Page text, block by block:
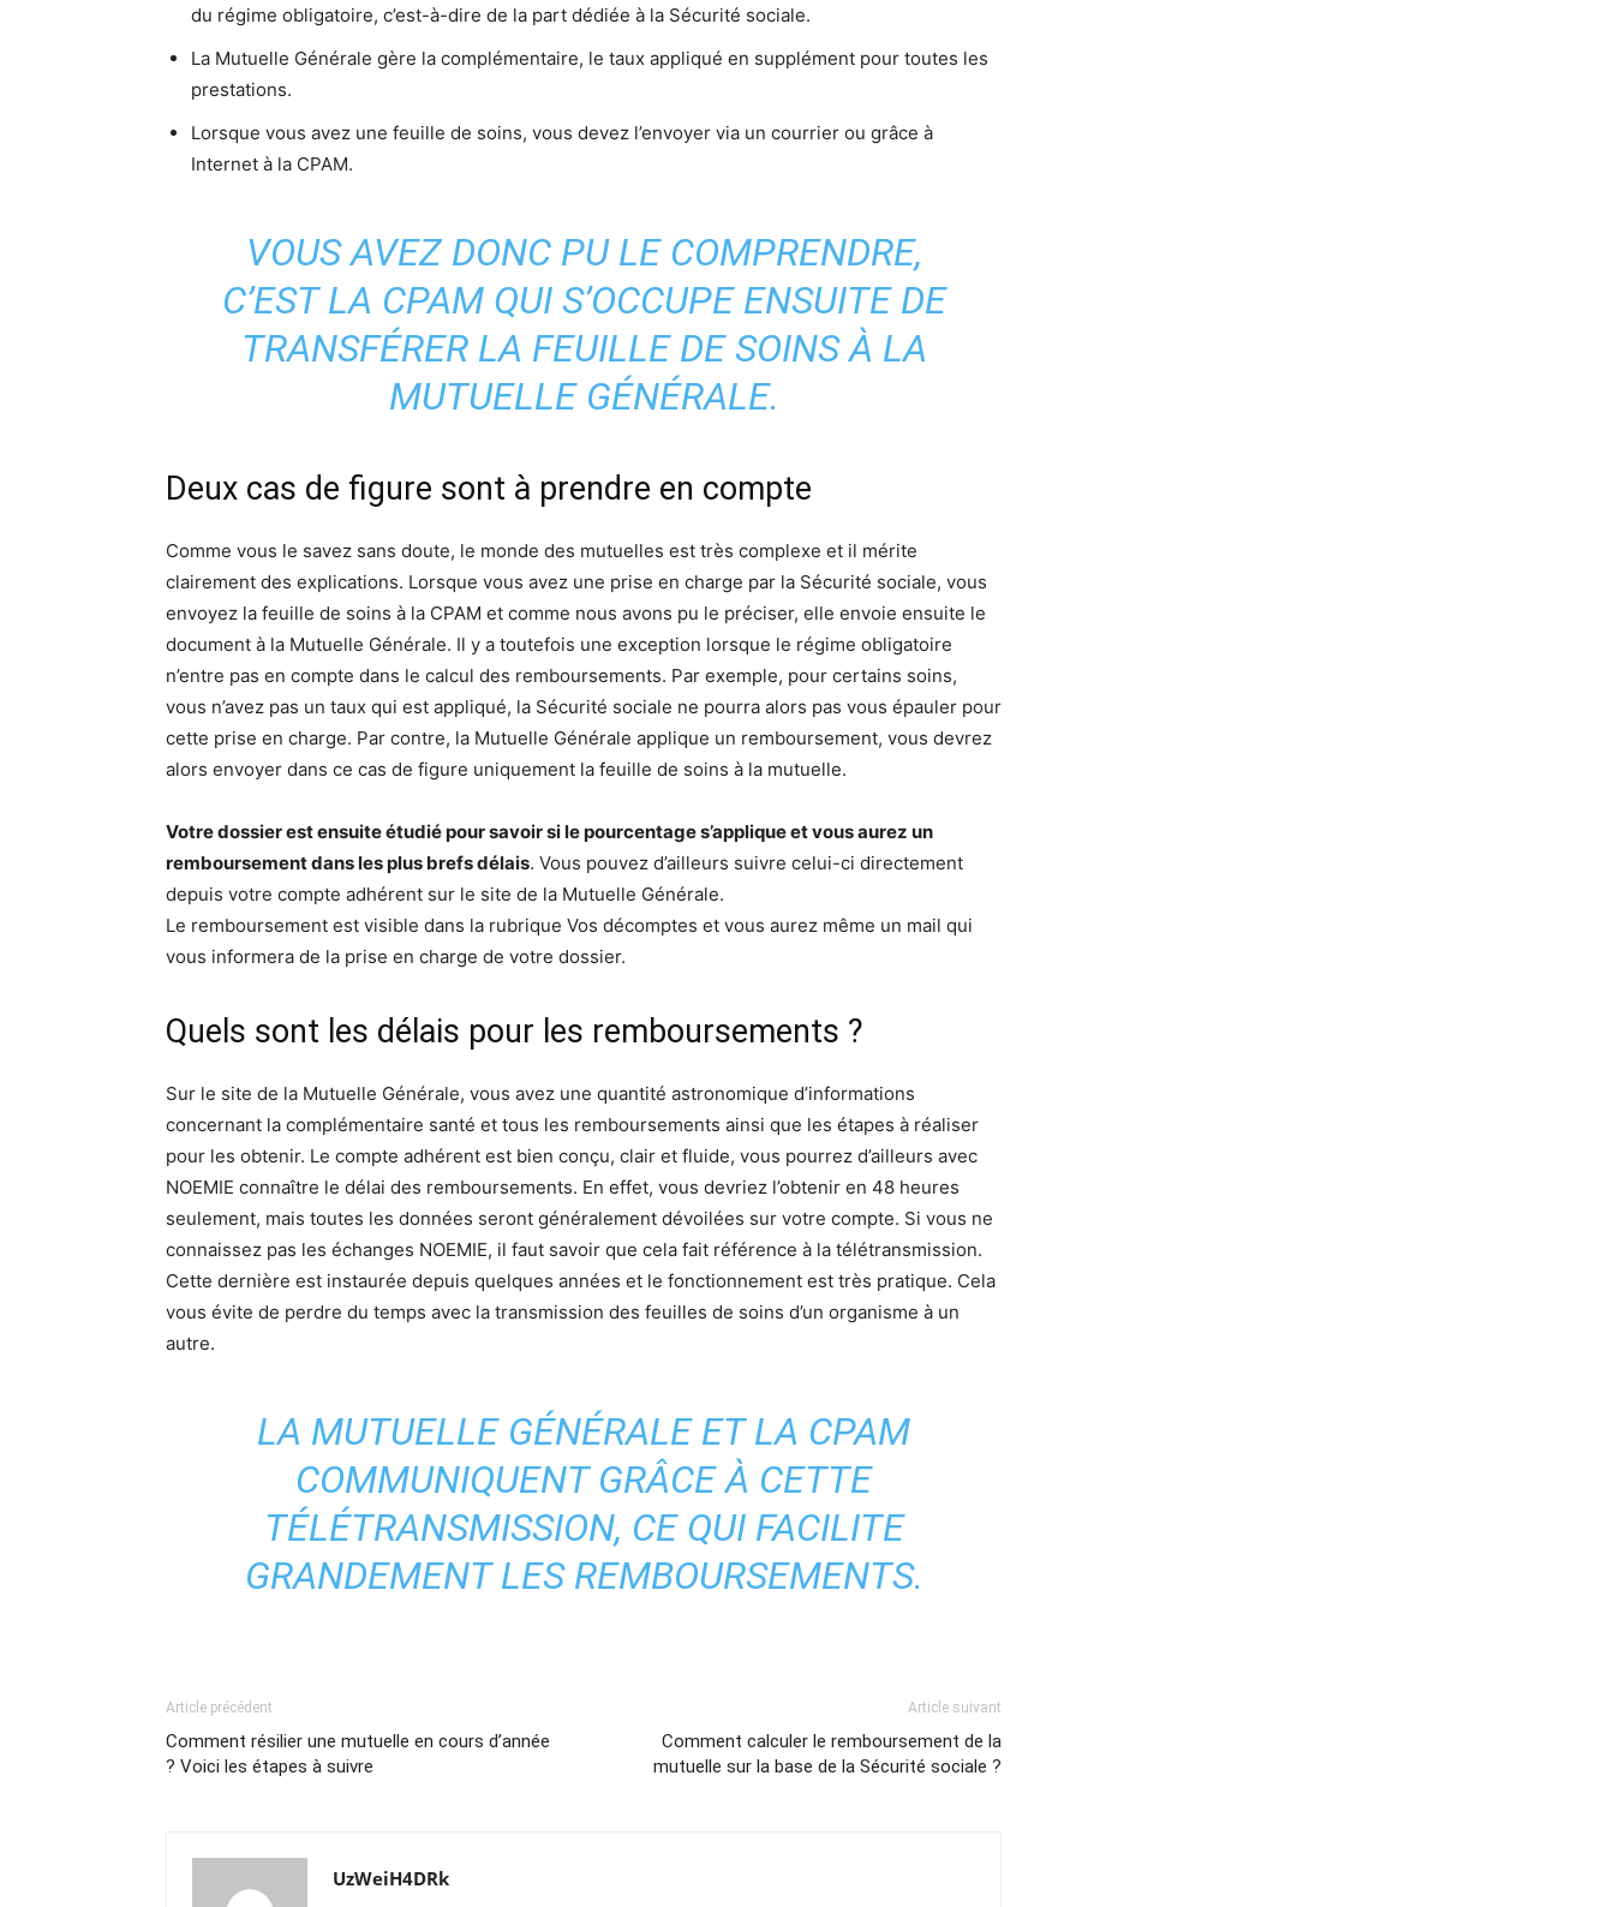
du régime obligatoire, c’est-à-dire de la part dédiée à la Sécurité sociale.
La Mutuelle Générale gère la complémentaire, le taux appliqué en supplément pour toutes les
prestations.
Lorsque vous avez une feuille de soins, vous devez l’envoyer via un courrier ou grâce à
Internet à la CPAM.
VOUS AVEZ DONC PU LE COMPRENDRE,
C’EST LA CPAM QUI S’OCCUPE ENSUITE DE
TRANSFÉRER LA FEUILLE DE SOINS À LA
MUTUELLE GÉNÉRALE.
Deux cas de figure sont à prendre en compte
Comme vous le savez sans doute, le monde des mutuelles est très complexe et il mérite
clairement des explications. Lorsque vous avez une prise en charge par la Sécurité sociale, vous
envoyez la feuille de soins à la CPAM et comme nous avons pu le préciser, elle envoie ensuite le
document à la Mutuelle Générale. Il y a toutefois une exception lorsque le régime obligatoire
n’entre pas en compte dans le calcul des remboursements. Par exemple, pour certains soins,
vous n’avez pas un taux qui est appliqué, la Sécurité sociale ne pourra alors pas vous épauler pour
cette prise en charge. Par contre, la Mutuelle Générale applique un remboursement, vous devrez
alors envoyer dans ce cas de figure uniquement la feuille de soins à la mutuelle.
Votre dossier est ensuite étudié pour savoir si le pourcentage s’applique et vous aurez un
remboursement dans les plus brefs délais. Vous pouvez d’ailleurs suivre celui-ci directement
depuis votre compte adhérent sur le site de la Mutuelle Générale.
Le remboursement est visible dans la rubrique Vos décomptes et vous aurez même un mail qui
vous informera de la prise en charge de votre dossier.
Quels sont les délais pour les remboursements ?
Sur le site de la Mutuelle Générale, vous avez une quantité astronomique d’informations
concernant la complémentaire santé et tous les remboursements ainsi que les étapes à réaliser
pour les obtenir. Le compte adhérent est bien conçu, clair et fluide, vous pourrez d’ailleurs avec
NOEMIE connaître le délai des remboursements. En effet, vous devriez l’obtenir en 48 heures
seulement, mais toutes les données seront généralement dévoilées sur votre compte. Si vous ne
connaissez pas les échanges NOEMIE, il faut savoir que cela fait référence à la télétransmission.
Cette dernière est instaurée depuis quelques années et le fonctionnement est très pratique. Cela
vous évite de perdre du temps avec la transmission des feuilles de soins d’un organisme à un
autre.
LA MUTUELLE GÉNÉRALE ET LA CPAM
COMMUNIQUENT GRÂCE À CETTE
TÉLÉTRANSMISSION, CE QUI FACILITE
GRANDEMENT LES REMBOURSEMENTS.
Article précédent
Comment résilier une mutuelle en cours d’année
? Voici les étapes à suivre
Article suivant
Comment calculer le remboursement de la
mutuelle sur la base de la Sécurité sociale ?
UzWeiH4DRk